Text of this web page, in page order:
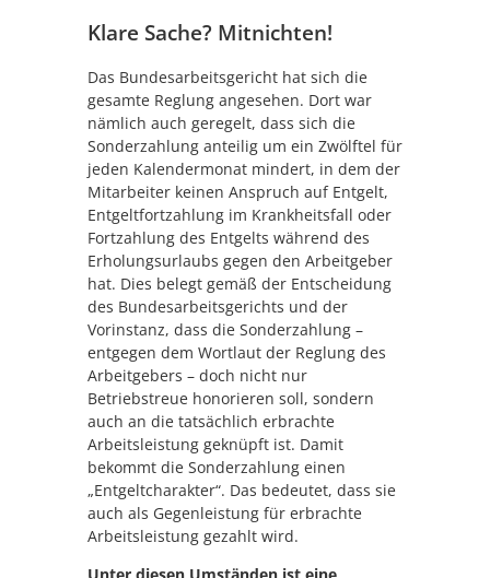
Klare Sache? Mitnichten!
Das Bundesarbeitsgericht hat sich die
gesamte Reglung angesehen. Dort war
nämlich auch geregelt, dass sich die
Sonderzahlung anteilig um ein Zwölftel für
jeden Kalendermonat mindert, in dem der
Mitarbeiter keinen Anspruch auf Entgelt,
Entgeltfortzahlung im Krankheitsfall oder
Fortzahlung des Entgelts während des
Erholungsurlaubs gegen den Arbeitgeber
hat. Dies belegt gemäß der Entscheidung
des Bundesarbeitsgerichts und der
Vorinstanz, dass die Sonderzahlung –
entgegen dem Wortlaut der Reglung des
Arbeitgebers – doch nicht nur
Betriebstreue honorieren soll, sondern
auch an die tatsächlich erbrachte
Arbeitsleistung geknüpft ist. Damit
bekommt die Sonderzahlung einen
„Entgeltcharakter“. Das bedeutet, dass sie
auch als Gegenleistung für erbrachte
Arbeitsleistung gezahlt wird.